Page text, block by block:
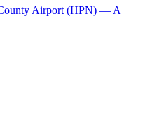
Airport (HPN) — A